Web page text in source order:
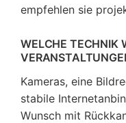
empfehlen sie
WELCHE TECHNIK
Kameras, eine
stabile
Wunsch mit